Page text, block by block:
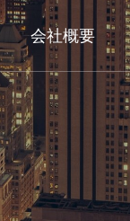
会社概要